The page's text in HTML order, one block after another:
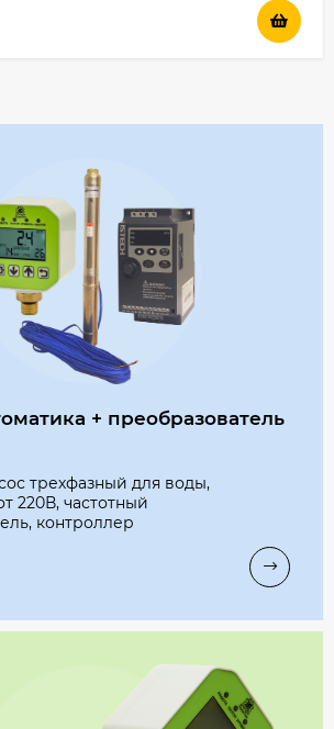
+ преобразователь
трехфазный для воды,
220В​, частотный
контроллер